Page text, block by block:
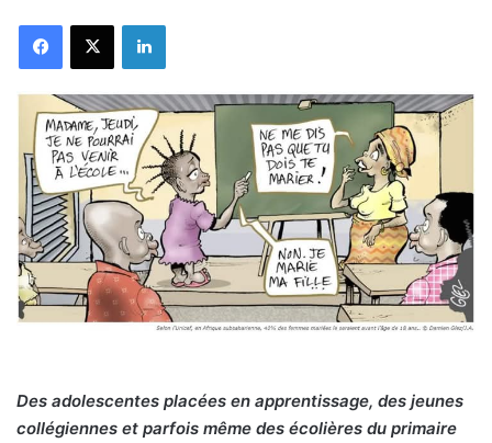
FacebookX Linkedin
Des adolescentes placées en apprentissage, des jeunes
collégiennes et parfois même des écolières du primaire